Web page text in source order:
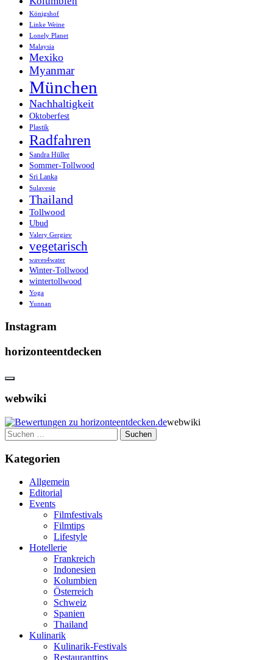
Königshof
Linke Weine
Lonely Planet
Malaysia
Mexiko
Myanmar
München
Nachhaltigkeit
Oktoberfest
Plastik
Radfahren
Sandra Hüller
Sommer-Tollwood
Sri Lanka
Sulavesie
Thailand
Tollwood
Ubud
Valery Gergiev
vegetarisch
waves4water
Winter-Tollwood
wintertollwood
Yoga
Yunnan
Instagram
horizonteentdecken
webwiki
webwiki
Suchen
nach:
Kategorien
Allgemein
Editorial
Events
Filmfestivals
Filmtips
Lifestyle
Hotellerie
Frankreich
Indonesien
Kolumbien
Österreich
Schweiz
Spanien
Thailand
Kulinarik
Kulinarik-Festivals
Restauranttips